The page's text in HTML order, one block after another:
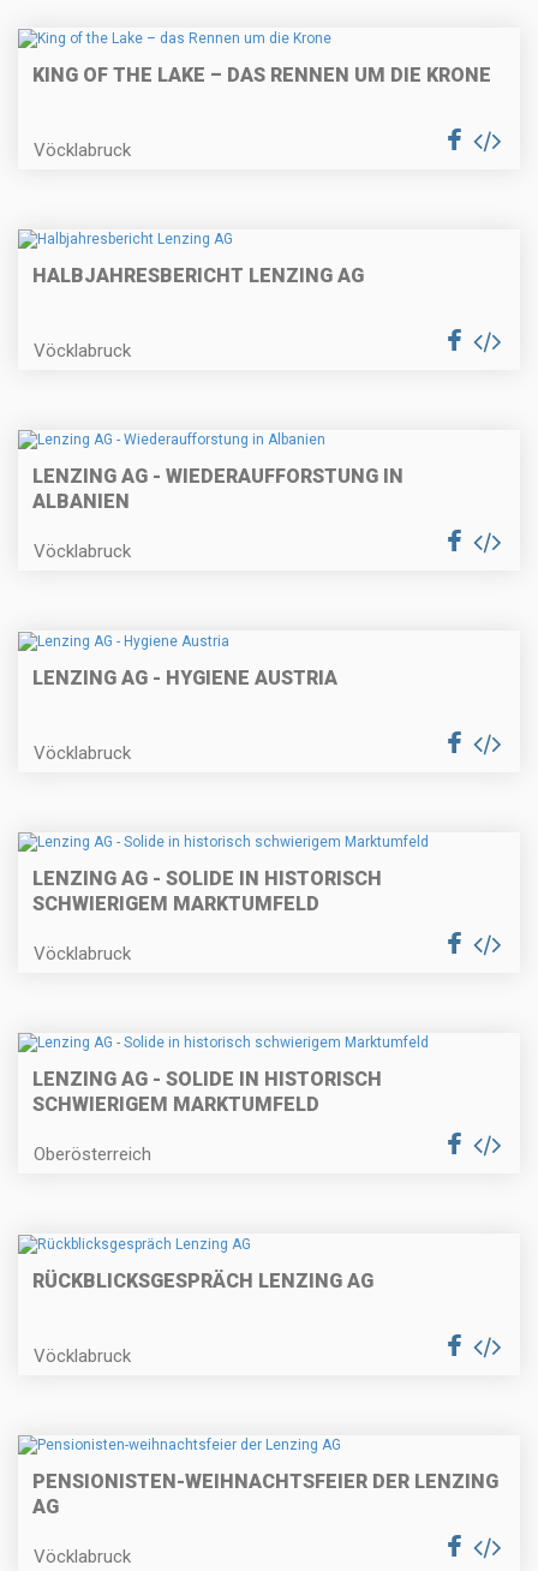
KING OF THE LAKE – DAS RENNEN UM DIE KRONE
Vöcklabruck
HALBJAHRESBERICHT LENZING AG
Vöcklabruck
LENZING AG - WIEDERAUFFORSTUNG IN
ALBANIEN
Vöcklabruck
LENZING AG - HYGIENE AUSTRIA
Vöcklabruck
LENZING AG - SOLIDE IN HISTORISCH
SCHWIERIGEM MARKTUMFELD
Vöcklabruck
LENZING AG - SOLIDE IN HISTORISCH
SCHWIERIGEM MARKTUMFELD
Oberösterreich
RÜCKBLICKSGESPRÄCH LENZING AG
Vöcklabruck
PENSIONISTEN-WEIHNACHTSFEIER DER LENZING
AG
Vöcklabruck